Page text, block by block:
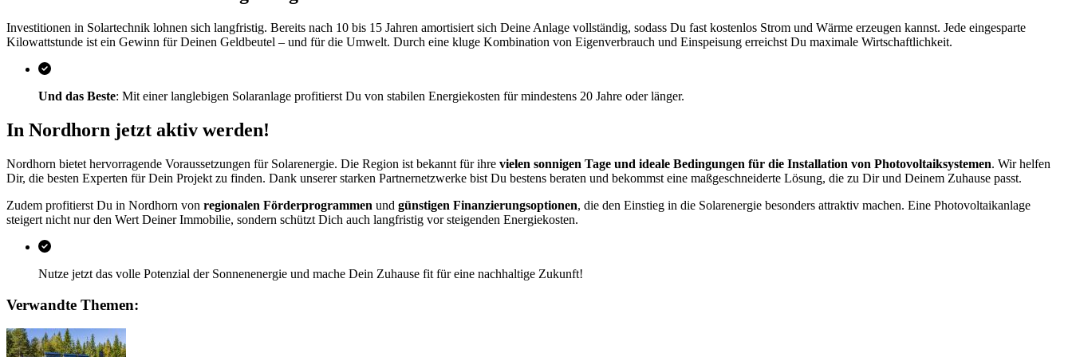
Investitionen in Solartechnik lohnen sich langfristig. Bereits nach 10 bis 15 Jahren amortisiert sich Deine Anlage vollständig, sodass Du fast kostenlos Strom und Wärme erzeugen kannst. Jede eingesparte
Kilowattstunde ist ein Gewinn für Deinen Geldbeutel – und für die Umwelt. Durch eine kluge Kombination von Eigenverbrauch und Einspeisung erreichst Du maximale Wirtschaftlichkeit.
Und das Beste: Mit einer langlebigen Solaranlage profitierst Du von stabilen Energiekosten für mindestens 20 Jahre oder länger.
In Nordhorn jetzt aktiv werden!
Nordhorn bietet hervorragende Voraussetzungen für Solarenergie. Die Region ist bekannt für ihre vielen sonnigen Tage und ideale Bedingungen für die Installation von Photovoltaiksystemen. Wir helfen
Dir, die besten Experten für Dein Projekt zu finden. Dank unserer starken Partnernetzwerke bist Du bestens beraten und bekommst eine maßgeschneiderte Lösung, die zu Dir und Deinem Zuhause passt.
Zudem profitierst Du in Nordhorn von regionalen Förderprogrammen und günstigen Finanzierungsoptionen, die den Einstieg in die Solarenergie besonders attraktiv machen. Eine Photovoltaikanlage
steigert nicht nur den Wert Deiner Immobilie, sondern schützt Dich auch langfristig vor steigenden Energiekosten.
Nutze jetzt das volle Potenzial der Sonnenenergie und mache Dein Zuhause fit für eine nachhaltige Zukunft!
Verwandte Themen: